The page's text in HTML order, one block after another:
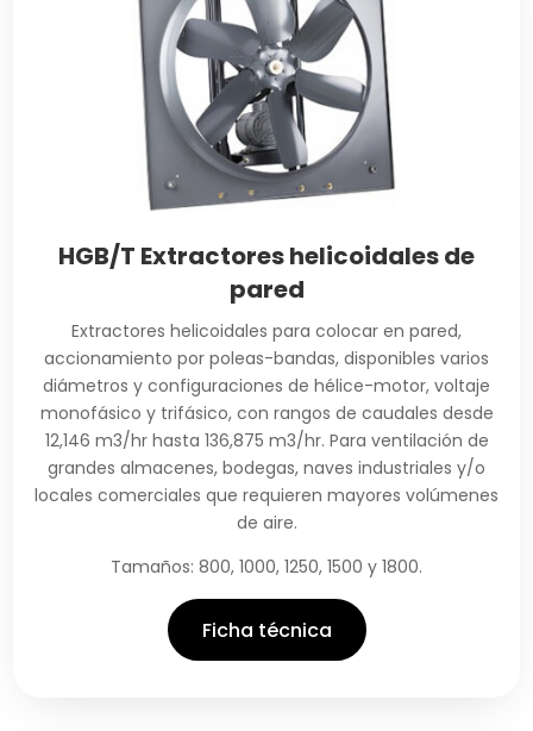
HGB/T Extractores helicoidales de
pared
Extractores helicoidales para colocar en pared,
accionamiento por poleas-bandas, disponibles varios
diámetros y configuraciones de hélice-motor, voltaje
monofásico y trifásico, con rangos de caudales desde
12,146 m3/hr hasta 136,875 m3/hr. Para ventilación de
grandes almacenes, bodegas, naves industriales y/o
locales comerciales que requieren mayores volúmenes
de aire.
Tamaños: 800, 1000, 1250, 1500 y 1800.
Ficha técnica